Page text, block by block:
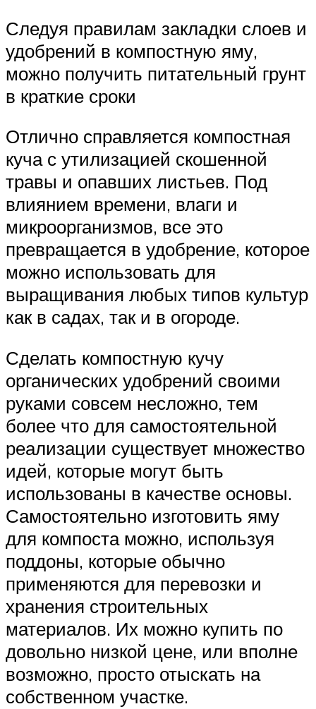
Следуя правилам закладки слоев и
удобрений в компостную яму,
можно получить питательный грунт
в краткие сроки
Отлично справляется компостная
куча с утилизацией скошенной
травы и опавших листьев. Под
влиянием времени, влаги и
микроорганизмов, все это
превращается в удобрение, которое
можно использовать для
выращивания любых типов культур
как в садах, так и в огороде.
Сделать компостную кучу
органических удобрений своими
руками совсем несложно, тем
более что для самостоятельной
реализации существует множество
идей, которые могут быть
использованы в качестве основы.
Самостоятельно изготовить яму
для компоста можно, используя
поддоны, которые обычно
применяются для перевозки и
хранения строительных
материалов. Их можно купить по
довольно низкой цене, или вполне
возможно, просто отыскать на
собственном участке.